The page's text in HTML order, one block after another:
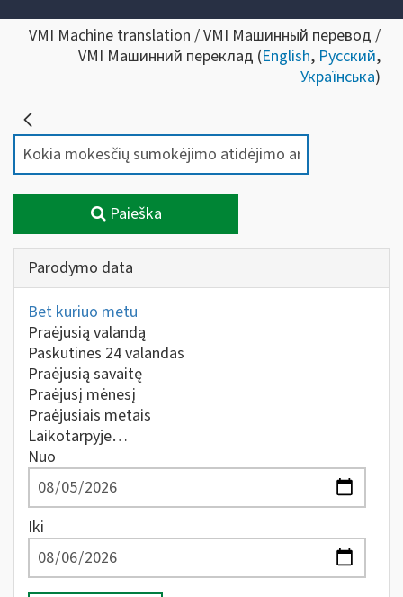
VMI Machine translation / VMI Машинный перевод /
VMI Машинний переклад (English, Русский,
Українська)
Paieška
Parodymo data
Bet kuriuo metu
Praėjusią valandą
Paskutines 24 valandas
Praėjusią savaitę
Praėjusį mėnesį
Praėjusiais metais
Laikotarpyje…
Nuo
Iki